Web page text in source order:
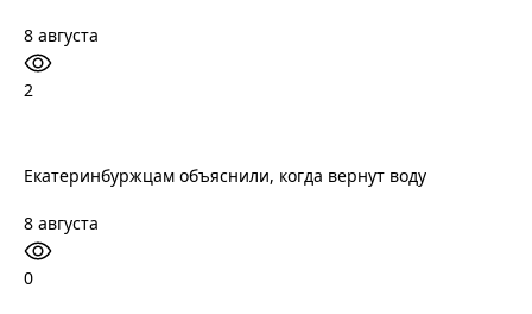
8 августа
2
Екатеринбуржцам объяснили, когда вернут воду
8 августа
0